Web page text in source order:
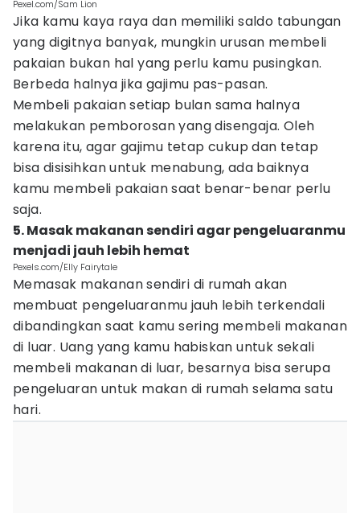
Pexel.com/Sam Lion
Jika kamu kaya raya dan memiliki saldo tabungan
yang digitnya banyak, mungkin urusan membeli
pakaian bukan hal yang perlu kamu pusingkan.
Berbeda halnya jika gajimu pas-pasan.
Membeli pakaian setiap bulan sama halnya
melakukan pemborosan yang disengaja. Oleh
karena itu, agar gajimu tetap cukup dan tetap
bisa disisihkan untuk menabung, ada baiknya
kamu membeli pakaian saat benar-benar perlu
saja.
5. Masak makanan sendiri agar pengeluaranmu
menjadi jauh lebih hemat
Pexels.com/Elly Fairytale
Memasak makanan sendiri di rumah akan
membuat pengeluaranmu jauh lebih terkendali
dibandingkan saat kamu sering membeli makanan
di luar. Uang yang kamu habiskan untuk sekali
membeli makanan di luar, besarnya bisa serupa
pengeluaran untuk makan di rumah selama satu
hari.